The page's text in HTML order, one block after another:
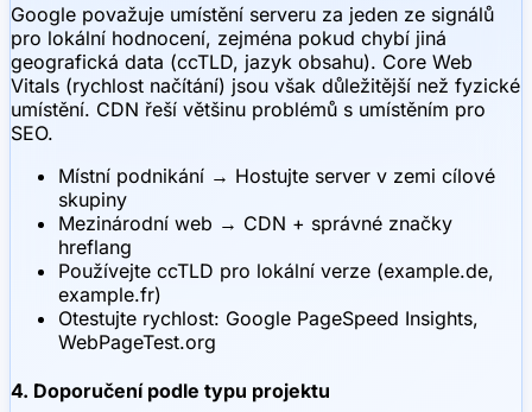
Google považuje umístění serveru za jeden ze signálů
pro lokální hodnocení, zejména pokud chybí jiná
geografická data (ccTLD, jazyk obsahu). Core Web
Vitals (rychlost načítání) jsou však důležitější než fyzické
umístění. CDN řeší většinu problémů s umístěním pro
SEO.
Místní podnikání → Hostujte server v zemi cílové
skupiny
Mezinárodní web → CDN + správné značky
hreflang
Používejte ccTLD pro lokální verze (example.de,
example.fr)
Otestujte rychlost: Google PageSpeed Insights,
WebPageTest.org
4. Doporučení podle typu projektu